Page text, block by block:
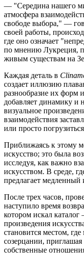
— "Середина нашего
атмосфера
свободе выбора," —
своей работы,
где оно означает
по мнению Лукреция,
живым существам на
Каждая деталь в
создает иллюзию
разнообразие их форм
добавляет динамику и
визуальное
взаимодействия
или просто
Приближаясь к этому
искусство; это была
исследуя, как важно
искусством. В среде,
предлагает
После трех часов,
наступило время
котором искал
произведения
становится местом,
созерцании, приглашая
собственные